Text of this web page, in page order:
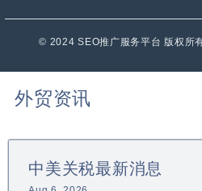
© 2024 SEO推广服务平台 版权所
外贸资讯
中美关税最新消息